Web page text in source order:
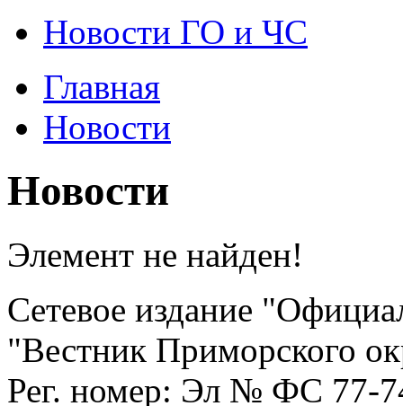
Новости ГО и ЧС
Главная
Новости
Новости
Элемент не найден!
Сетевое издание
"Вестник Приморского
Рег. номер: Эл № ФС 77-